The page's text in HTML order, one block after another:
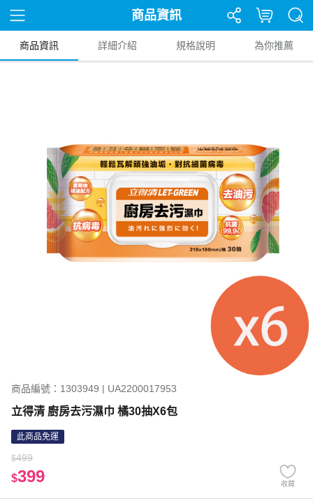
商品資訊
商品資訊 詳細介紹 規格說明 為你推薦
商品編號：1303949 | UA2200017953
立得清 廚房去污濕巾 橘30抽X6包
此商品免運
$499
$399 收藏